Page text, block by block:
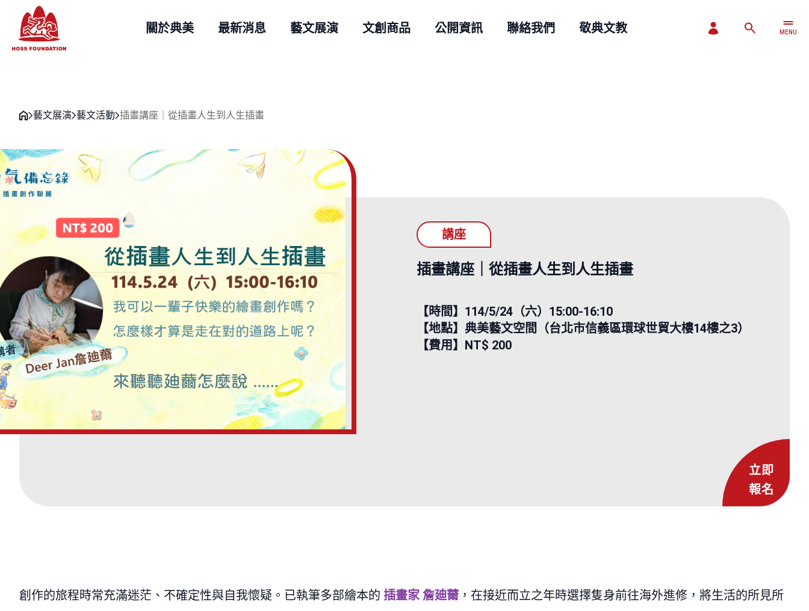
關於典美 最新消息 藝文展演 文創商品 公開資訊 聯絡我們 敬典文教 MENU
藝文展演 藝文活動 插畫講座｜從插畫人生到人生插畫
講座
插畫講座｜從插畫人生到人生插畫
【時間】114/5/24（六）15:00-16:10
【地點】典美藝文空間（台北市信義區環球世貿大樓14樓之3）
【費用】NT$ 200
立即
報名
創作的旅程時常充滿迷茫、不確定性與自我懷疑。已執筆多部繪本的 插畫家 詹廸薾 ，在接近而立之年時選擇隻身前往海外進修，將生活的所見所